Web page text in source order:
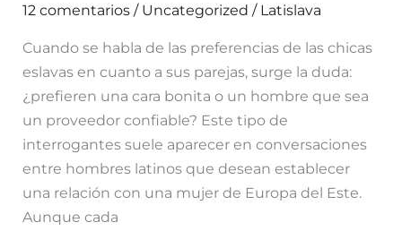
12 comentarios / Uncategorized / Latislava
Cuando se habla de las preferencias de las chicas
eslavas en cuanto a sus parejas, surge la duda:
¿prefieren una cara bonita o un hombre que sea
un proveedor confiable? Este tipo de
interrogantes suele aparecer en conversaciones
entre hombres latinos que desean establecer
una relación con una mujer de Europa del Este.
Aunque cada